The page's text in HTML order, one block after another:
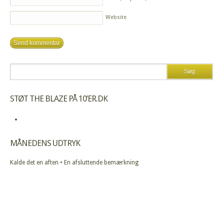
Website
STØT THE BLAZE PÅ 10’ER.DK
MÅNEDENS UDTRYK
Kalde det en aften • En afsluttende bemærkning